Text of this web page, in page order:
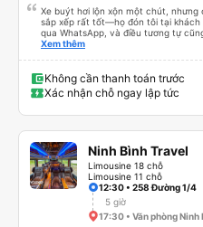
Xe buýt hơi lộn xộn một chút, nhưng
sắp xếp rất tốt—họ đón tôi tại khách
qua WhatsApp, và điều tương tự
cũng đưa tôi đến khách sạn.
Xem thêm
Không cần thanh toán trước
Xác nhận chỗ ngay lập tức
Ninh Bình Travel
Limousine 18 chỗ
Limousine 11 chỗ
12:30 • 258 Đường 1/4
5 giờ
17:30 • Văn phòng Ninh